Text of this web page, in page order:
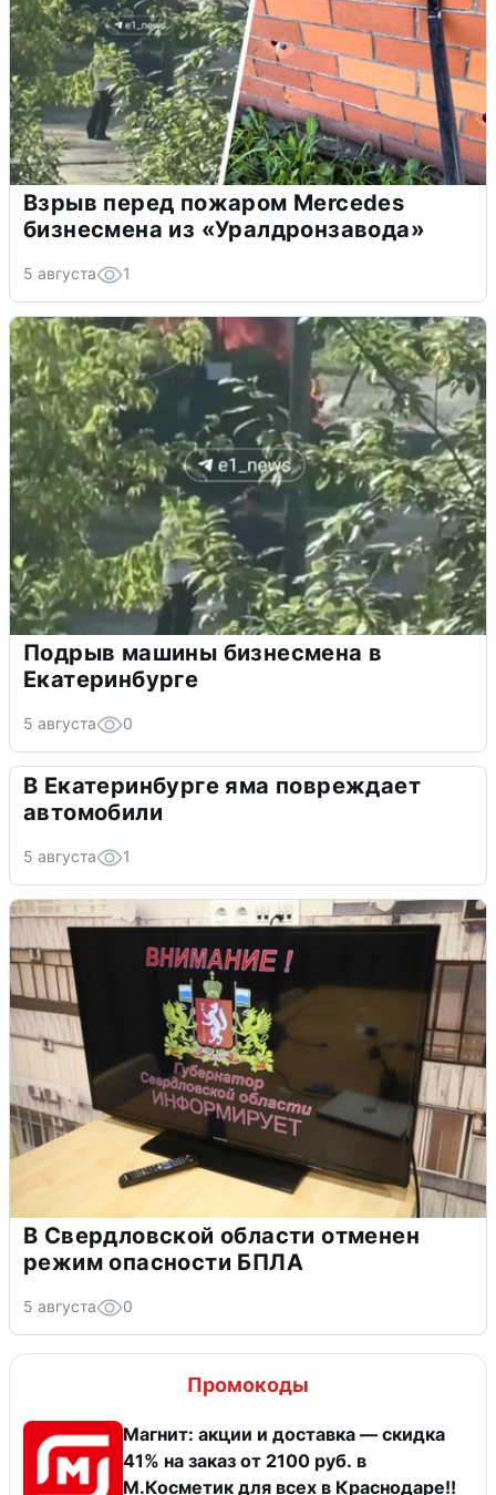
Взрыв перед пожаром Mercedes
бизнесмена из «Уралдронзавода»
5 августа 1
Подрыв машины бизнесмена в
Екатеринбурге
5 августа 0
В Екатеринбурге яма повреждает
автомобили
5 августа 1
В Свердловской области отменен
режим опасности БПЛА
5 августа 0
Промокоды
Магнит: акции и доставка — скидка
41% на заказ от 2100 руб. в
М.Косметик для всех в Краснодаре!!